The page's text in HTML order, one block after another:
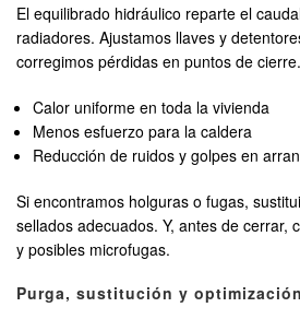
El equilibrado hidráulico reparte el
radiadores. Ajustamos llaves y
corregimos pérdidas en puntos de
Calor uniforme en toda la vivienda
Menos esfuerzo para la caldera
Reducción de ruidos y golpes en
Si encontramos holguras o fugas,
sellados adecuados. Y, antes de cerrar,
y posibles microfugas.
Purga, sustitución y